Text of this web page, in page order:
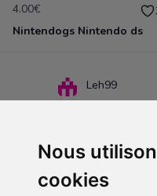
Nous
cookies
4.00€
Nintendogs Nintendo ds
Leh99